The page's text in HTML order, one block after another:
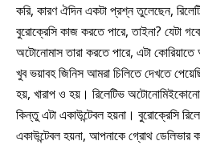
করি, কারণ ঐদিন একটা প্রশ্ন তুলেছেন,
বুরোক্রেসি কাজ করতে পারে, তাইনা? যেটা
অটোনোমাস তারা করতে পারে, এটা
খুব ভয়াবহ জিনিস আমরা চিলিতে দেখতে
হয়, খারাপ ও হয়। রিলেটিভ
কিন্তু এটা একাউন্টেবল হয়না। বুরোক্রেসি
একাউন্টেবল হয়না, আপনাকে গ্রোথ ডেলিভার